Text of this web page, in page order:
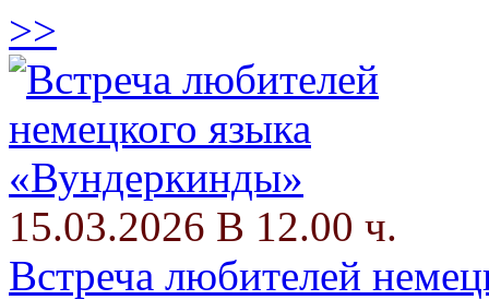
>>
15.03.2026 В 12.00 ч.
Встреча любителей